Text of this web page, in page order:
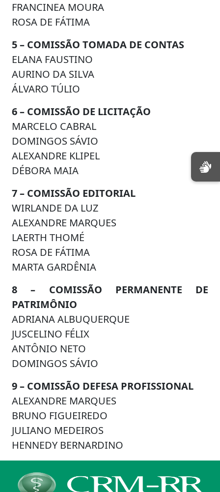
FRANCINEA MOURA
ROSA DE FÁTIMA
5 – COMISSÃO TOMADA DE CONTAS
ELANA FAUSTINO
AURINO DA SILVA
ÁLVARO TÚLIO
6 – COMISSÃO DE LICITAÇÃO
MARCELO CABRAL
DOMINGOS SÁVIO
ALEXANDRE KLIPEL
DÉBORA MAIA
7 – COMISSÃO EDITORIAL
WIRLANDE DA LUZ
ALEXANDRE MARQUES
LAERTH THOMÉ
ROSA DE FÁTIMA
MARTA GARDÊNIA
8 – COMISSÃO PERMANENTE DE
PATRIMÔNIO
ADRIANA ALBUQUERQUE
JUSCELINO FÉLIX
ANTÔNIO NETO
DOMINGOS SÁVIO
9 – COMISSÃO DEFESA PROFISSIONAL
ALEXANDRE MARQUES
BRUNO FIGUEIREDO
JULIANO MEDEIROS
HENNEDY BERNARDINO